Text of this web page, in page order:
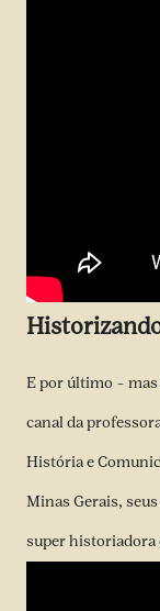
E por último –
canal da
História e
Minas Gerais,
super historiadora